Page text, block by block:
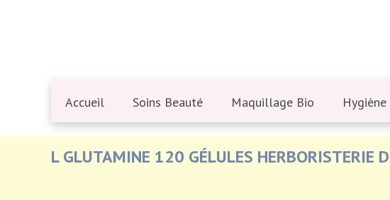
Accueil Soins Beauté Maquillage Bio Hygiène
L GLUTAMINE 120 GÉLULES HERBORISTERIE